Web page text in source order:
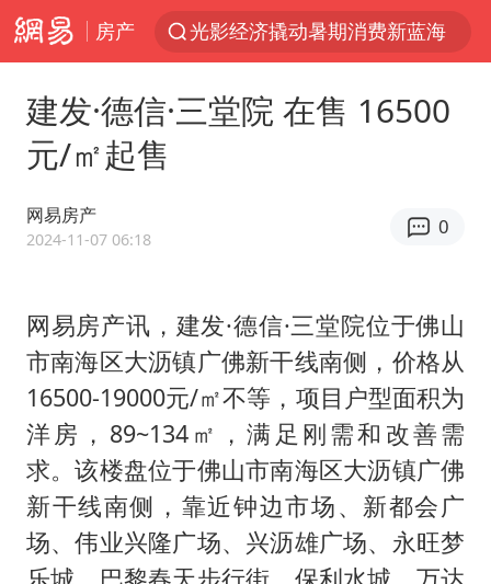
房产
光影经济撬动暑期消费新蓝海
新疆优化调整景区内自驾服务费
情侣在平潭拍日出时坠崖致一死一伤
台当局重金为“台独”织“皇帝新衣”
几元成本的AI广告导致千万市值蒸发
老挝国会主席赛宋蓬逝世
茅台部分直营店飞天茅台提价
夏日经济乘“热”而上 消费市场向“新”而行
白海豚将正面袭击贯穿浙江
酒店回应车内过夜被收150元
建发·德信·三堂院 在售 16500
元/㎡起售
网易房产
2024-11-07 06:18
0
网易房产讯，建发·德信·三堂院位于佛山
市南海区大沥镇广佛新干线南侧，价格从
16500-19000元/㎡不等，项目户型面积为
洋房，89~134㎡，满足刚需和改善需
求。该楼盘位于佛山市南海区大沥镇广佛
新干线南侧，靠近钟边市场、新都会广
场、伟业兴隆广场、兴沥雄广场、永旺梦